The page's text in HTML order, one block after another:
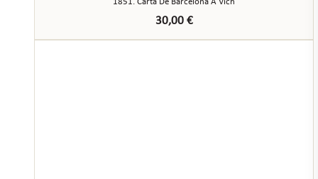
1851. Carta De Barcelona A Vich
30,00 €